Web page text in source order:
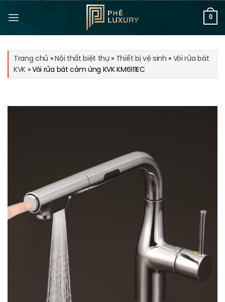
qua
0
Trang chủ »Nội thất biệt thự» Thiết bị vệ sinh »Vòi rửa bát
KVK »Vòi rửa bát cảm ứng KVK KM6111EC